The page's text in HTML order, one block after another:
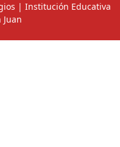
| Institución Educativa
Juan